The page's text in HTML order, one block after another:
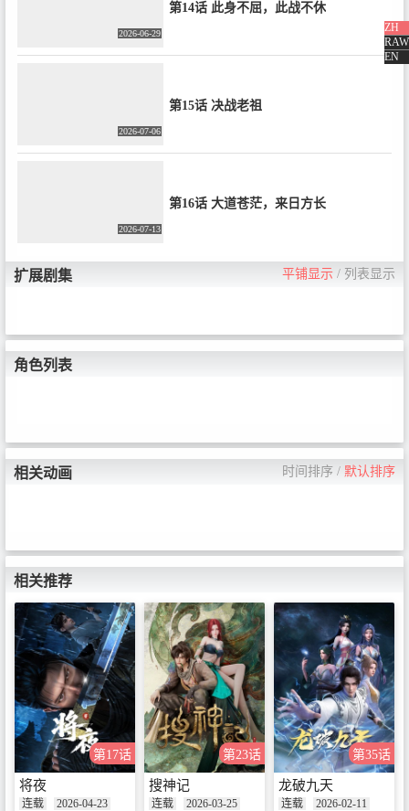
ZH
RAW
EN
2026-06-29
第14话 此身不屈，此战不休
2026-07-06
第15话 决战老祖
2026-07-13
第16话 大道苍茫，来日方长
扩展剧集 平铺显示 / 列表显示
角色列表
相关动画 时间排序 / 默认排序
相关推荐
第17话
将夜
连载 2026-04-23
第23话
搜神记
连载 2026-03-25
第35话
龙破九天
连载 2026-02-11